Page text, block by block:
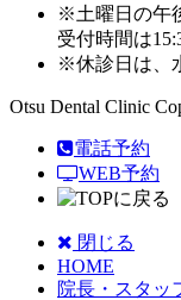
※土曜日の午
受付時間は
※休診日は、
Otsu Dental Clinic
電話予約
WEB予約
閉じる
HOME
院長・スタッ